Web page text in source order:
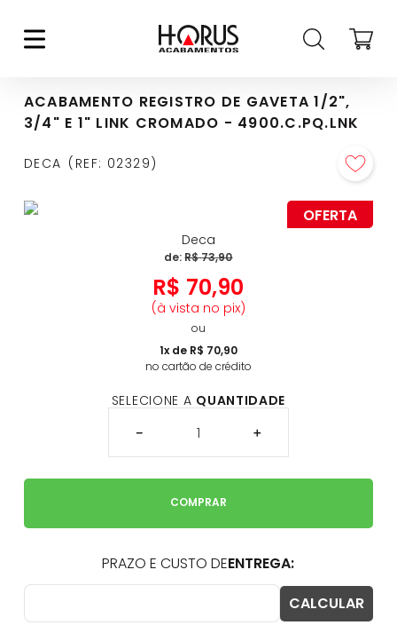
ACABAMENTO REGISTRO DE GAVETA 1/2",
3/4" E 1" LINK CROMADO - 4900.C.PQ.LNK
DECA REF: 02329
OFERTA
Deca
de:R$73,90
R$ 70,90
(à vista no pix)
ou
1x de R$ 70,90
no cartão de crédito
SELECIONE A QUANTIDADE
＋
－
COMPRAR